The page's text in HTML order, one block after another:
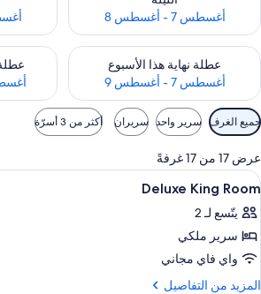
أغسطس 7 - أغسطس 8
أغسطس
عطلة نهاية هذا الأسبوع
أغسطس 7 - أغسطس 9
تحقق من مدى التوفر لعطلة نهاية هذا الأسبوع
أغسطس 14
تحقق من
عوامل
التصفية
المتاحة
للغرف
جميع الغرف سرير واحد سريران أكثر من 3 أسرّة
عرض 17 من 17 غرفةً
استعراض
جميع
صور
Deluxe
King
Room
أغطية
1
Deluxe King Room
يتّسع لـ 2
سرير ملكي
واي فاي مجاني
المزيد من التفاصيل
المزيد